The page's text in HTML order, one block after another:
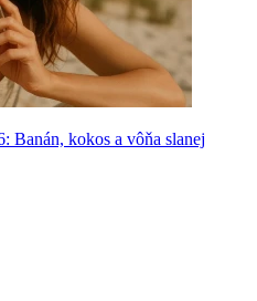
Banán, kokos a vôňa slanej